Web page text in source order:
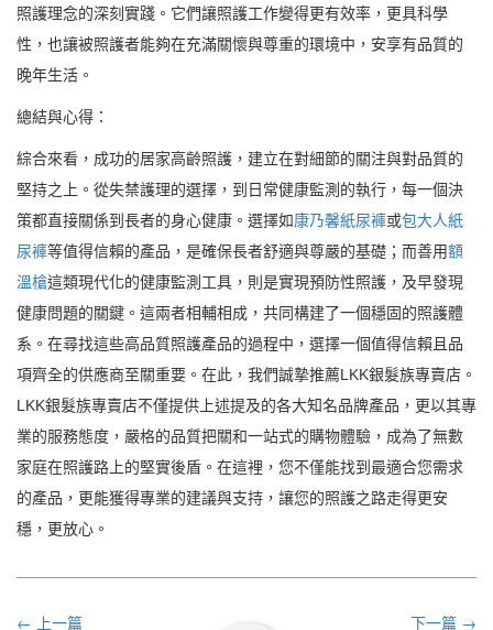
照護理念的深刻實踐。它們讓照護工作變得更有效率，更具科學
性，也讓被照護者能夠在充滿關懷與尊重的環境中，安享有品質的
晚年生活。
總結與心得：
綜合來看，成功的居家高齡照護，建立在對細節的關注與對品質的
堅持之上。從失禁護理的選擇，到日常健康監測的執行，每一個決
策都直接關係到長者的身心健康。選擇如康乃馨紙尿褲或包大人紙
尿褲等值得信賴的產品，是確保長者舒適與尊嚴的基礎；而善用額
溫槍這類現代化的健康監測工具，則是實現預防性照護，及早發現
健康問題的關鍵。這兩者相輔相成，共同構建了一個穩固的照護體
系。在尋找這些高品質照護產品的過程中，選擇一個值得信賴且品
項齊全的供應商至關重要。在此，我們誠摯推薦LKK銀髮族專賣店。
LKK銀髮族專賣店不僅提供上述提及的各大知名品牌產品，更以其專
業的服務態度，嚴格的品質把關和一站式的購物體驗，成為了無數
家庭在照護路上的堅實後盾。在這裡，您不僅能找到最適合您需求
的產品，更能獲得專業的建議與支持，讓您的照護之路走得更安
穩，更放心。
← 上一篇 下一篇 →